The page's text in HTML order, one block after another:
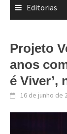
Editorias
Projeto
anos
é Viver’,
16 de junho de